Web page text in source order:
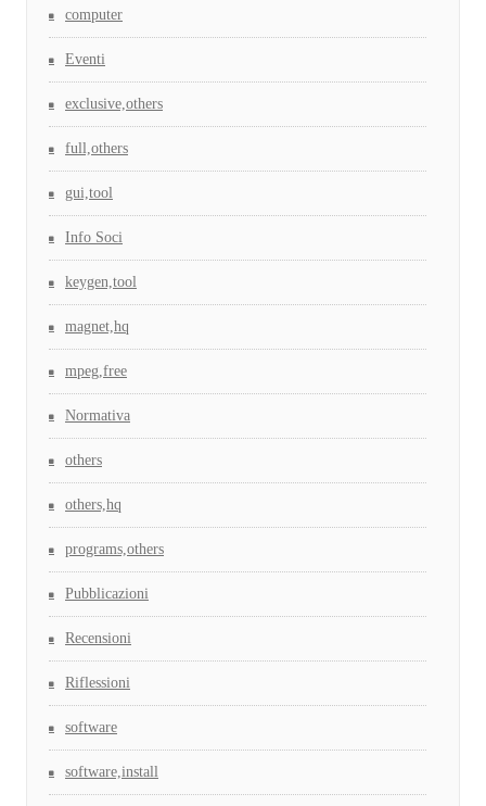
computer
Eventi
exclusive,others
full,others
gui,tool
Info Soci
keygen,tool
magnet,hq
mpeg,free
Normativa
others
others,hq
programs,others
Pubblicazioni
Recensioni
Riflessioni
software
software,install